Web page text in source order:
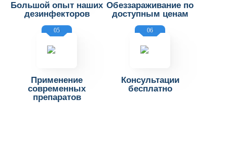
Большой опыт наших
дезинфекторов
Обеззараживание по
доступным ценам
05
Применение
современных
препаратов
06
Консультации
бесплатно